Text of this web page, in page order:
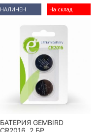
На склад
НАЛИЧЕН
БАТЕРИЯ GEMBIRD
CR2016, 2 БР